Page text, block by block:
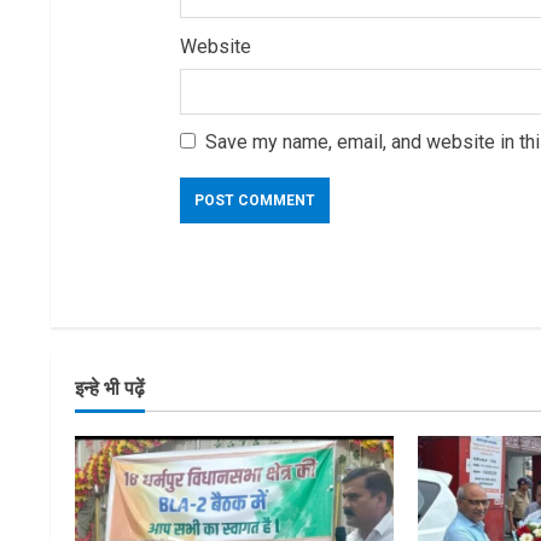
Website
Save my name, email, and website in
इन्हे भी पढ़ें